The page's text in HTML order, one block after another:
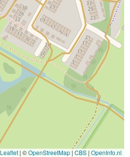
Leaflet | ©OpenStreetMap| CBS | OpenInfo.nl